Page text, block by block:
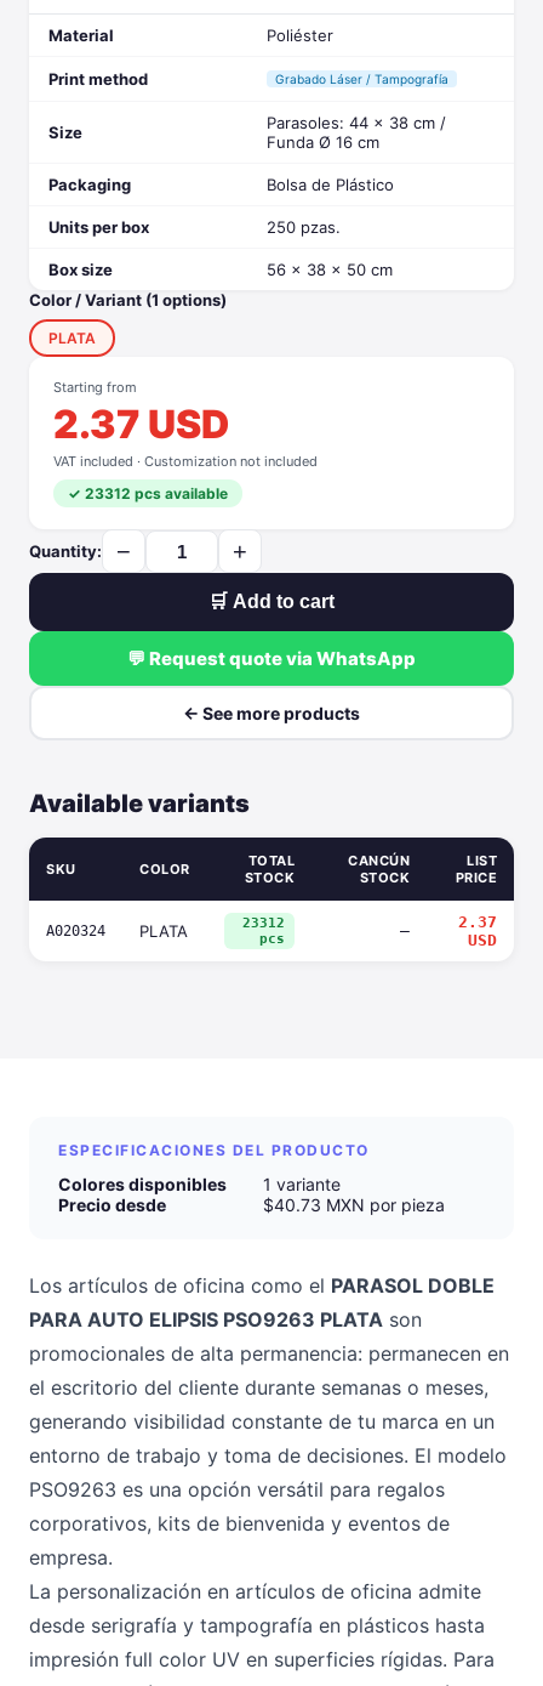
Material Poliéster
Print method Grabado Láser / Tampografía
Size
Parasoles: 44 x 38 cm /
Funda Ø 16 cm
Packaging Bolsa de Plástico
Units per box 250 pzas.
Box size
56 x 38 x 50 cm
Color / Variant (1 options)
PLATA
Starting from
2.37 USD
VAT included · Customization not included
✓ 23312 pcs available
Quantity: − +
🛒 Add to cart
💬 Request quote via WhatsApp
← See more products
Available variants
SKU COLOR
TOTAL
STOCK
CANCÚN
STOCK
LIST
PRICE
A020324 PLATA
23312
pcs
—
2.37
USD
ESPECIFICACIONES DEL PRODUCTO
Colores disponibles
1 variante
Precio desde
$40.73 MXN por pieza
Los artículos de oficina como el PARASOL DOBLE
PARA AUTO ELIPSIS PSO9263 PLATA son
promocionales de alta permanencia: permanecen en
el escritorio del cliente durante semanas o meses,
generando visibilidad constante de tu marca en un
entorno de trabajo y toma de decisiones. El modelo
PSO9263 es una opción versátil para regalos
corporativos, kits de bienvenida y eventos de
empresa.
La personalización en artículos de oficina admite
desde serigrafía y tampografía en plásticos hasta
impresión full color UV en superficies rígidas. Para